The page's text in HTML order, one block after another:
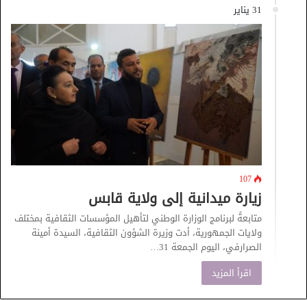
31 يناير
107
زيارة ميدانية إلى ولاية قابس
متابعةً لبرنامج الوزارة الوطني لتأهيل المؤسسات الثقافية بمختلف
ولايات الجمهورية، أدت وزيرة الشؤون الثقافية، السيدة أمينة
الصرارفي، اليوم الجمعة 31…
اقرأ المزيد